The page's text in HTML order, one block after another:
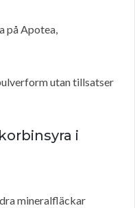
på Apotea,
utan tillsatser
i
mineralfläckar